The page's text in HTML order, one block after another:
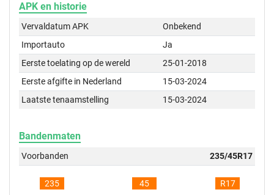
APK en historie
Vervaldatum APK
Onbekend
Importauto
Ja
Eerste toelating op de wereld
25-01-2018
Eerste afgifte in Nederland
15-03-2024
Laatste tenaamstelling
15-03-2024
Bandenmaten
Voorbanden 235/45R17
235 45 R17